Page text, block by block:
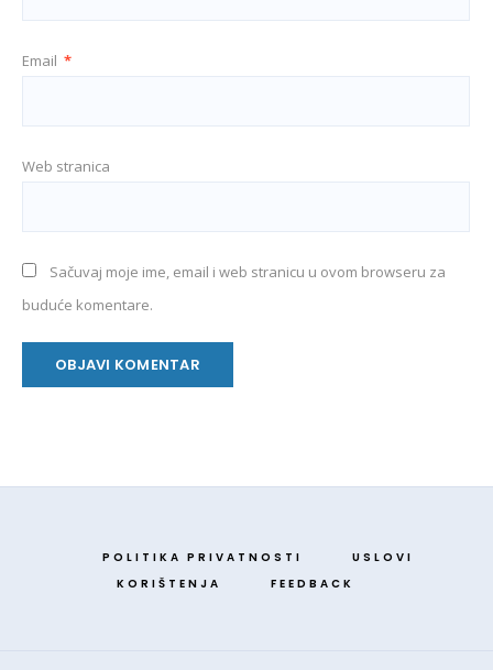
Email *
Web stranica
Sačuvaj moje ime, email i web stranicu u ovom browseru za
buduće komentare.
POLITIKA PRIVATNOSTI
USLOVI
KORIŠTENJA
FEEDBACK